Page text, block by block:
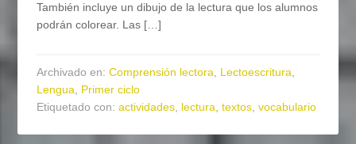
También incluye un dibujo de la lectura que los alumnos
podrán colorear. Las […]
Archivado en:Comprensión lectora, Lectoescritura,
Lengua, Primer ciclo
Etiquetado con:actividades, lectura,textos,vocabulario